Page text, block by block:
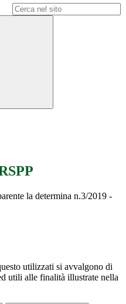
la determina n.3/2019 -
utilizzati si avvalgono di
utili alle finalità illustrate nella